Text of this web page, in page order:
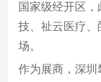
国家级经开区
技、祉云医疗
场。
作为展商，深